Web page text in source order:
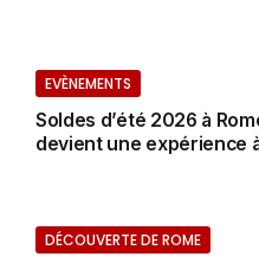
EVÈNEMENTS
Soldes d’été 2026 à
devient une expérience
DÉCOUVERTE DE ROME